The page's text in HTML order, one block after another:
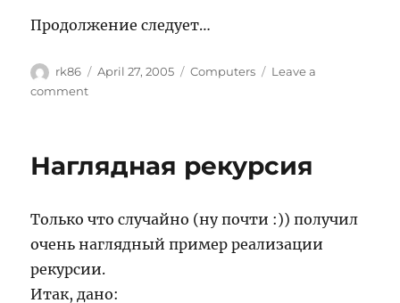
Продолжение следует…
Author
rk86
Posted
April 27, 2005 Categories
Computers
Leave a
commenton
часть
Наглядная рекурсия
Только что случайно (ну почти :)) получил
очень наглядный пример реализации
рекурсии.
Итак, дано: